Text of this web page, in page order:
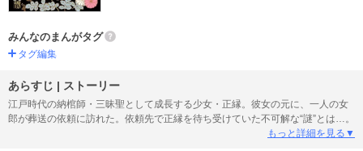
みんなのまんがタグ
タグ編集
あらすじ | ストーリー
江戸時代の納棺師・三昧聖として成長する少女・正縁。彼女の元に、一人の女
郎が葬送の依頼に訪れた。依頼先で正縁を待ち受けていた不可解な“謎”とは…。
もっと詳細を見る▼